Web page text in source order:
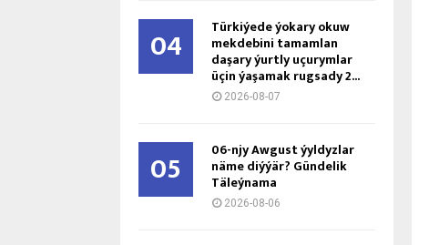
04 Türkiýede ýokary okuw
mekdebini tamamlan
daşary ýurtly uçurymlar
üçin ýaşamak rugsady 2...
2026-08-07
05 06-njy Awgust ýyldyzlar
näme diýýär? Gündelik
Täleýnama
2026-08-06